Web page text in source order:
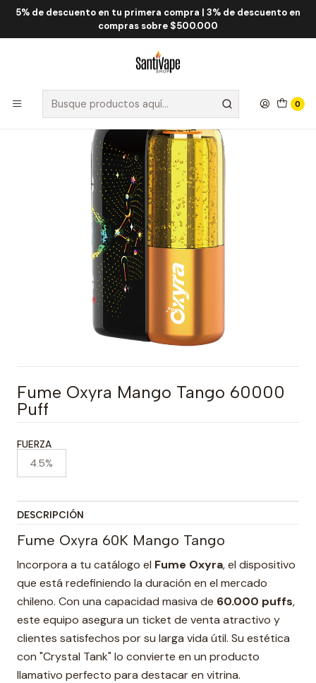
5% de descuento en tu primera compra | 3% de descuento en
compras sobre $500.000
0
Inicio Fume QRJOY Fume Oxyra 60.000 Puff
Fume Oxyra Mango Tango 60000 Puff
Fume Oxyra Mango Tango 60000
Puff
FUERZA
4.5%
DESCRIPCIÓN
Fume Oxyra 60K Mango Tango
Incorpora a tu catálogo el Fume Oxyra, el dispositivo
que está redefiniendo la duración en el mercado
chileno. Con una capacidad masiva de 60.000 puffs,
este equipo asegura un ticket de venta atractivo y
clientes satisfechos por su larga vida útil. Su estética
con "Crystal Tank" lo convierte en un producto
llamativo perfecto para destacar en vitrina.